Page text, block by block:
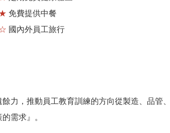
免費提供中餐
國內外員工旅行
力，推動員工教育訓練的方向從製造、品管
需求』。